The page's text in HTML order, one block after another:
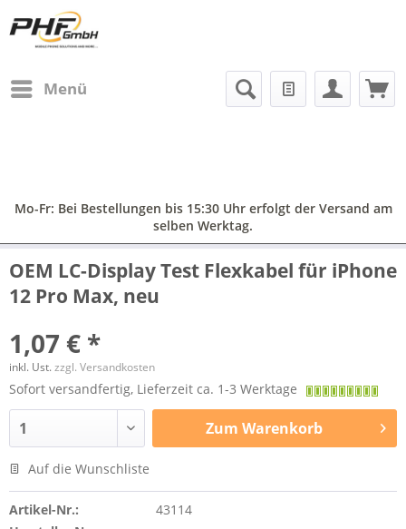
Menü
Mo-Fr: Bei Bestellungen bis 15:30 Uhr erfolgt der Versand am
selben Werktag.
OEM LC-Display Test Flexkabel für iPhone
12 Pro Max, neu
1,07 € *
inkl. Ust.zzgl. Versandkosten
Sofort versandfertig, Lieferzeit ca. 1-3 Werktage
Zum Warenkorb
Auf die Wunschliste
Artikel-Nr.:
43114